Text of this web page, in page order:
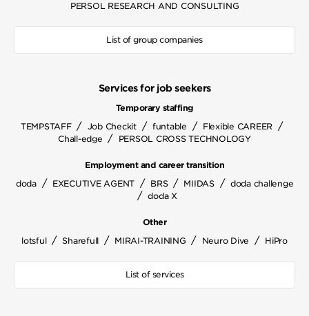
PERSOL RESEARCH AND CONSULTING
List of group companies
Services for job seekers
Temporary staffing
TEMPSTAFF / Job Checkit / funtable / Flexible CAREER /
Chall-edge / PERSOL CROSS TECHNOLOGY
Employment and career transition
doda / EXECUTIVE AGENT / BRS / MIIDAS / doda challenge
/ doda X
Other
lotsful / Sharefull / MIRAI-TRAINING / Neuro Dive / HiPro
List of services